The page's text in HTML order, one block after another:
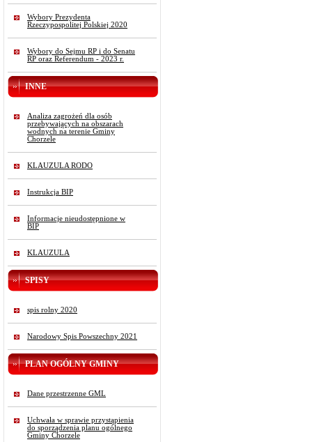
Wybory Prezydenta
Rzeczypospolitej Polskiej 2020
Wybory do Sejmu RP i do Senatu
RP oraz Referendum - 2023 r.
INNE
Analiza zagrożeń dla osób
przebywających na obszarach
wodnych na terenie Gminy
Chorzele
KLAUZULA RODO
Instrukcja BIP
Informacje nieudostępnione w
BIP
KLAUZULA
SPISY
spis rolny 2020
Narodowy Spis Powszechny 2021
PLAN OGÓLNY GMINY
Dane przestrzenne GML
Uchwała w sprawie przystąpienia
do sporządzenia planu ogólnego
Gminy Chorzele